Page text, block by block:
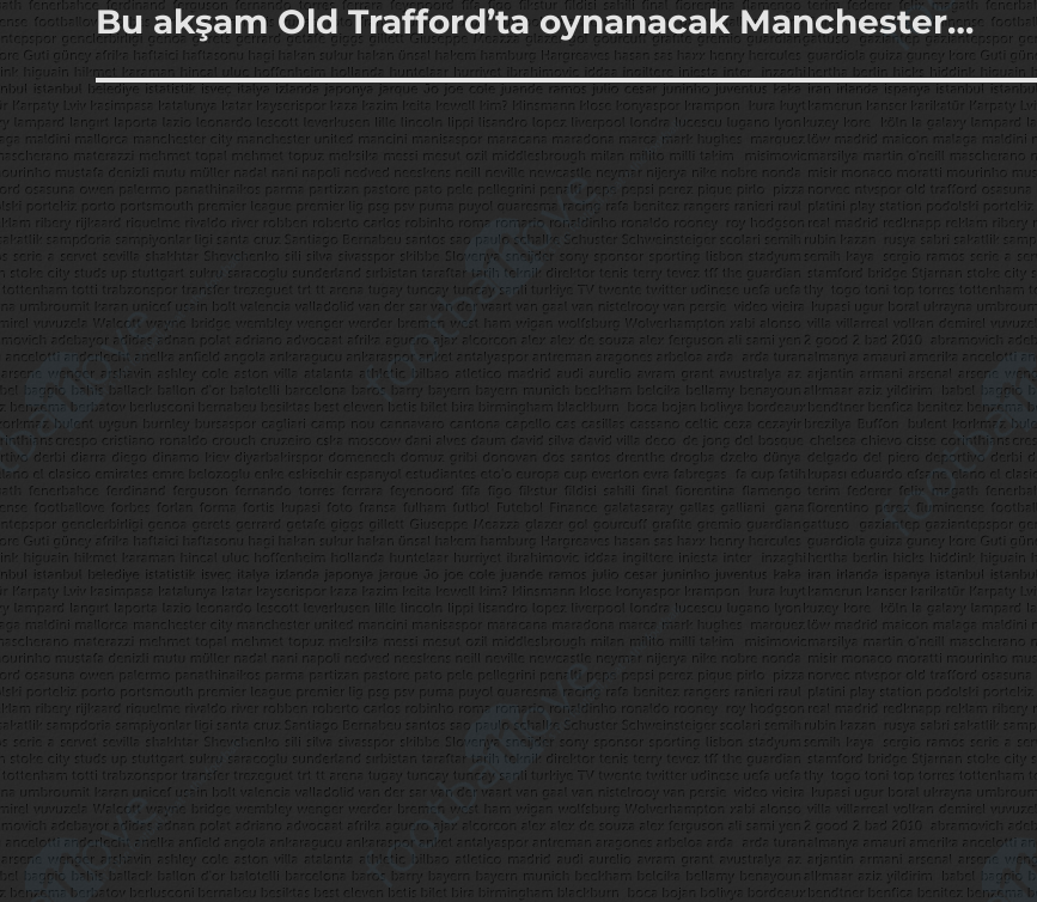
Sonraki
yazı:
Bu akşam Old Trafford’ta oynanacak Manchester…